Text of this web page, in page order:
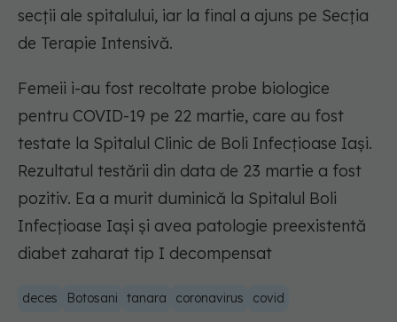
secţii ale spitalului, iar la final a ajuns pe Secţia
de Terapie Intensivă.
Femeii i-au fost recoltate probe biologice
pentru COVID-19 pe 22 martie, care au fost
testate la Spitalul Clinic de Boli Infecţioase Iaşi.
Rezultatul testării din data de 23 martie a fost
pozitiv. Ea a murit duminică la Spitalul Boli
Infecţioase Iaşi şi avea patologie preexistentă
diabet zaharat tip I decompensat
deces Botosani tanara coronavirus covid